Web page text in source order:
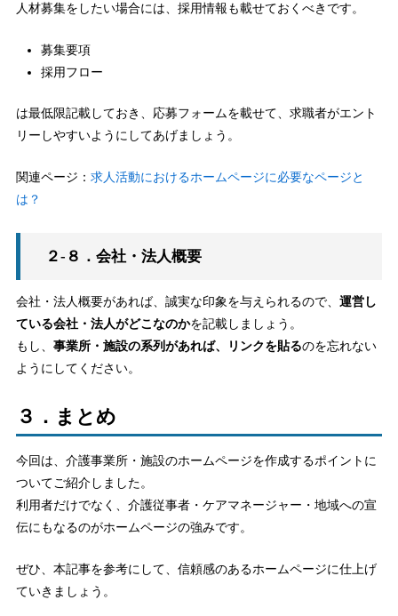
人材募集をしたい場合には、採用情報も載せておくべきです。
募集要項
採用フロー
は最低限記載しておき、応募フォームを載せて、求職者がエント
リーしやすいようにしてあげましょう。
関連ページ： 求人活動におけるホームページに必要なページと
は？
２-８．会社・法人概要
会社・法人概要があれば、誠実な印象を与えられるので、 運営し
ている会社・法人がどこなのかを記載しましょう。
もし、 事業所・施設の系列があれば、リンクを貼るのを忘れない
ようにしてください。
３．まとめ
今回は、介護事業所・施設のホームページを作成するポイントに
ついてご紹介しました。
利用者だけでなく、介護従事者・ケアマネージャー・地域への宣
伝にもなるのがホームページの強みです。
ぜひ、本記事を参考にして、信頼感のあるホームページに仕上げ
ていきましょう。